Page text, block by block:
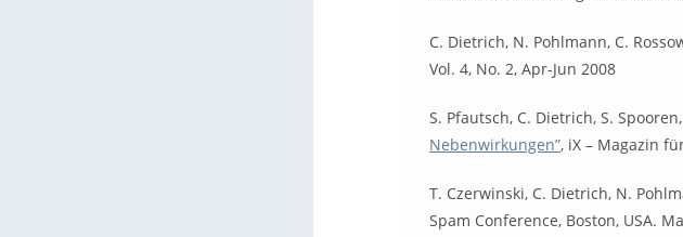
C. Dietrich, N. Pohlmann, C.
Vol. 4, No. 2, Apr-Jun 2008
S. Pfautsch, C. Dietrich, S.
Nebenwirkungen”, iX – Magazin
T. Czerwinski, C. Dietrich, N.
Spam Conference, Boston, USA.